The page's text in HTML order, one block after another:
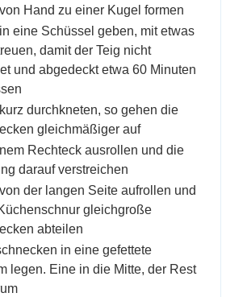
Hand zu einer Kugel formen
eine Schüssel geben, mit etwas
damit der Teig nicht
und abgedeckt etwa 60 Minuten
durchkneten, so gehen die
gleichmäßiger auf
Rechteck ausrollen und die
darauf verstreichen
der langen Seite aufrollen und
gleichgroße
abteilen
in eine gefettete
legen. Eine in die Mitte, der Rest